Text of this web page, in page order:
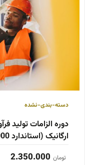
دسته-بندی-نشده
دوره الزامات تولید
ارگانیک (استاندارد 11000)
تومان 2.350.000